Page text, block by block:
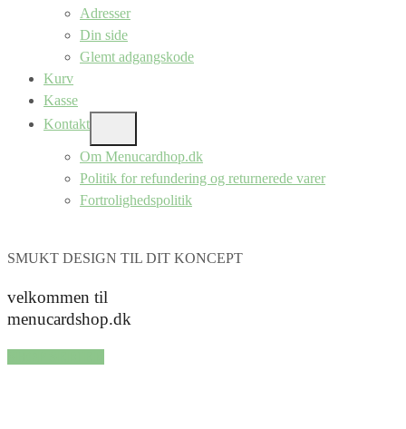
Adresser
Din side
Glemt adgangskode
Kurv
Kasse
Kontakt
SUB
MENU
Om Menucardhop.dk
Politik for refundering og returnerede varer
Fortrolighedspolitik
SMUKT DESIGN TIL DIT KONCEPT
velkommen til
menucardshop.dk